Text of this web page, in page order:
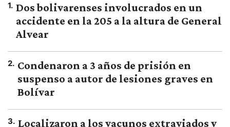
1. Dos bolivarenses involucrados en un
accidente en la 205 a la altura de General
Alvear
2. Condenaron a 3 años de prisión en
suspenso a autor de lesiones graves en
Bolívar
3. Localizaron a los vacunos extraviados y